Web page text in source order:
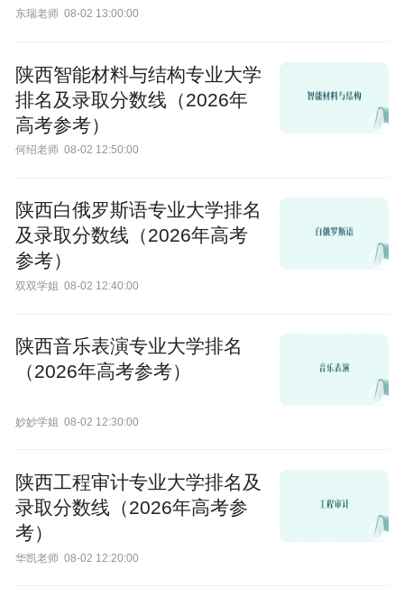
东瑞老师 08-02 13:00:00
陕西智能材料与结构专业大学
排名及录取分数线（2026年
高考参考）
何绍老师 08-02 12:50:00
陕西白俄罗斯语专业大学排名
及录取分数线（2026年高考
参考）
双双学姐 08-02 12:40:00
陕西音乐表演专业大学排名
（2026年高考参考）
妙妙学姐 08-02 12:30:00
陕西工程审计专业大学排名及
录取分数线（2026年高考参
考）
华凯老师 08-02 12:20:00